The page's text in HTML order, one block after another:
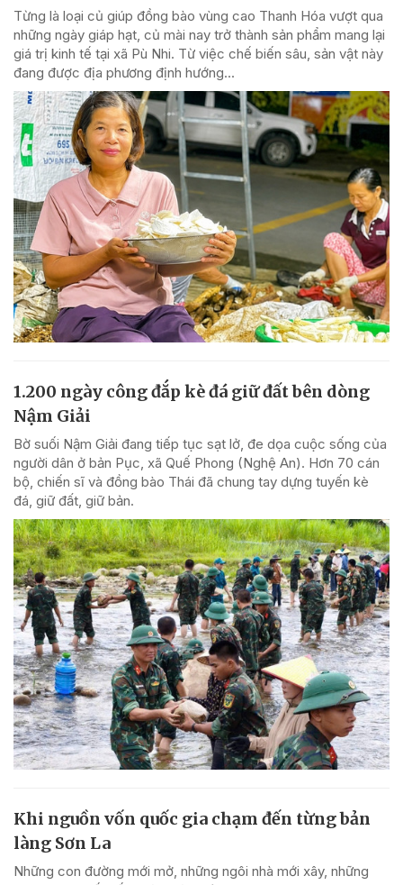
Từng là loại củ giúp đồng bào vùng cao Thanh Hóa vượt qua
những ngày giáp hạt, củ mài nay trở thành sản phẩm mang lại
giá trị kinh tế tại xã Pù Nhi. Từ việc chế biến sâu, sản vật này
đang được địa phương định hướng...
1.200 ngày công đắp kè đá giữ đất bên dòng
Nậm Giải
Bờ suối Nậm Giải đang tiếp tục sạt lở, đe dọa cuộc sống của
người dân ở bản Pục, xã Quế Phong (Nghệ An). Hơn 70 cán
bộ, chiến sĩ và đồng bào Thái đã chung tay dựng tuyến kè
đá, giữ đất, giữ bản.
Khi nguồn vốn quốc gia chạm đến từng bản
làng Sơn La
Những con đường mới mở, những ngôi nhà mới xây, những